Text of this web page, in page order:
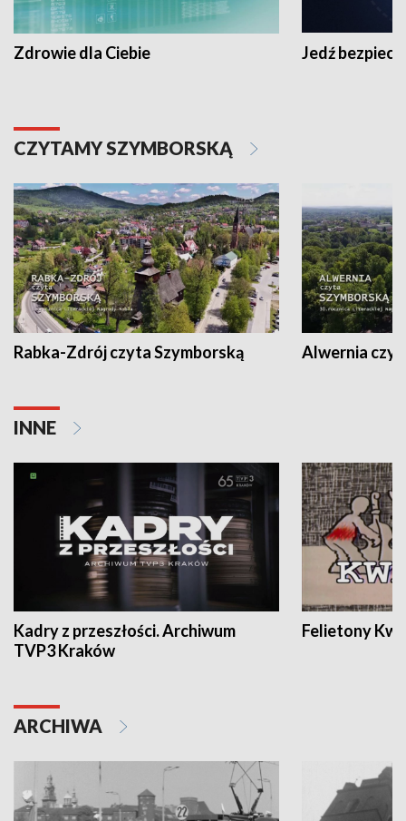
Zdrowie dla Ciebie Jedź
CZYTAMY SZYMBORSKĄ
Rabka-Zdrój czyta Szymborską Alwernia
INNE
Kadry z przeszłości. Archiwum
TVP3 Kraków
Felietony
ARCHIWA